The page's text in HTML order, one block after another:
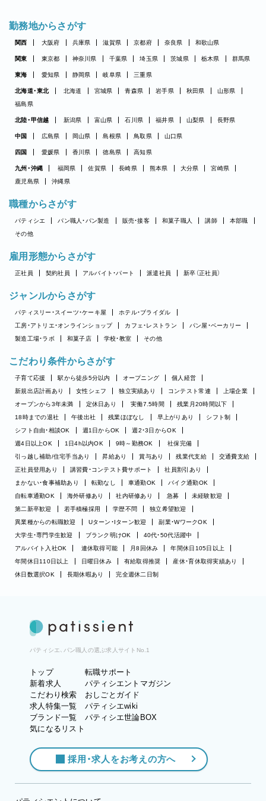
勤務地からさがす
関西 大阪府 兵庫県 滋賀県 京都府 奈良県 和歌山県
関東 東京都 神奈川県 千葉県 埼玉県 茨城県 栃木県 群馬県
東海 愛知県 静岡県 岐阜県 三重県
北海道・東北 北海道 宮城県 青森県 岩手県 秋田県
山形県
福島県
北陸・甲信越 新潟県 富山県 石川県 福井県 山梨県 長野県
中国 広島県 岡山県 島根県 鳥取県 山口県
四国 愛媛県 香川県 徳島県 高知県
九州・沖縄 福岡県 佐賀県 長崎県 熊本県 大分県
宮崎県
鹿児島県
沖縄県
職種からさがす
パティシエ パン職人・パン製造 販売・接客 和菓子職人 講師
本部職
その他
雇用形態からさがす
正社員 契約社員 アルバイト・パート 派遣社員 新卒（正社員）
ジャンルからさがす
パティスリー・スイーツ・ケーキ屋
ホテル・ブライダル
工房・アトリエ・オンラインショップ
カフェ・レストラン
パン屋・ベーカリー
製造工場・ラボ
和菓子店 学校・教室 その他
こだわり条件からさがす
子育て応援 駅から徒歩5分以内 オープニング
個人経営
新規出店計画あり
女性シェフ 独立実績あり コンテスト常連
上場企業
オープンから3年未満
定休日あり 実働7.5時間
残業月20時間以下
18時までの退社
午後出社 残業ほぼなし 早上がりあり
シフト制
シフト自由・相談OK
週1日からOK
週2・3日からOK
週4日以上OK
1日4h以内OK 9時～勤務OK
社保完備
引っ越し補助/住宅手当あり
昇給あり 賞与あり 残業代支給
交通費支給
正社員登用あり
講習費・コンテスト費サポート
社員割引あり
まかない・食事補助あり
転勤なし 車通勤OK
バイク通勤OK
自転車通勤OK
海外研修あり 社内研修あり 急募
未経験歓迎
第二新卒歓迎
若手積極採用 学歴不問
独立希望歓迎
異業種からの転職歓迎
Uターン・Iターン歓迎
副業・WワークOK
大学生・専門学生歓迎
ブランク明けOK
40代・50代活躍中
アルバイト入社OK
連休取得可能 月8回休み
年間休日105日以上
年間休日110日以上
日曜日休み 有給取得推奨
産休・育休取得実績あり
休日数選択OK
長期休暇あり 完全週休二日制
パティシエ、パン職人の選ぶ求人サイトNo.1
トップ
新着求人
こだわり検索
求人特集一覧
ブランド一覧
気になるリスト
転職サポート
パティシエントマガジン
おしごとガイド
パティシエwiki
パティシエ世論BOX
採用・求人をお考えの方へ